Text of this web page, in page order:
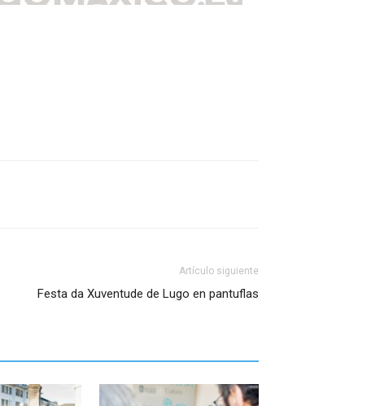
Artículo siguiente
Festa da Xuventude de Lugo en pantuflas